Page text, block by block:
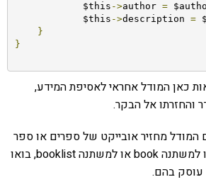
	    $this
->author =
	    $this
->description =
}
}
כאן המודל אחראי לאסיפת המידע,
והחזרתו אל הבקר.
מחזיר אובייקט של ספרים או ספר
אחד אל תוך הבקר – או למשתנה book או למשתנה booklist, בואו
עוסק בהם.